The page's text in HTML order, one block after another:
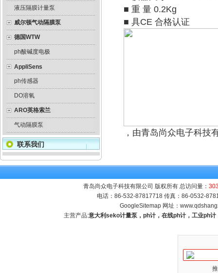
液压隔膜计量泵
威尔顿气动隔膜泵
德国WTW
ph酸碱度电极
AppliSens
ph传感器
DO溶氧
ARO英格索兰
气动隔膜泵
联系我们
■ 重 量 0.2Kg
■ 具CE 合格认证
，由青岛尚众电子科技
青岛尚众电子科技有限公司 版权所有 总访问量：
电话：86-532-87817718 传真：86-0532-
GoogleSitemap 网址：
主营产品:意大利seko计量泵，ph计，在线ph计，工业ph